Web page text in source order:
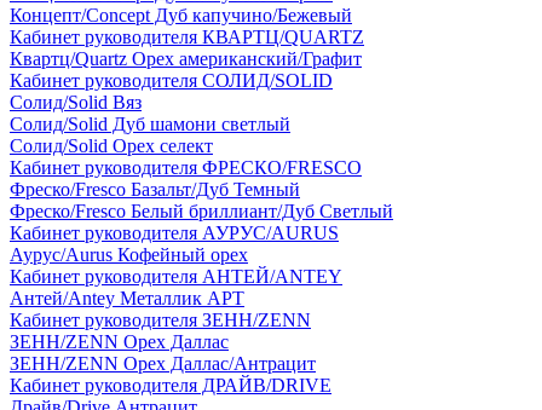
Концепт/Concept Дуб капучино/Бежевый
Кабинет руководителя КВАРТЦ/QUARTZ
Квартц/Quartz Орех американский/Графит
Кабинет руководителя СОЛИД/SOLID
Солид/Solid Вяз
Солид/Solid Дуб шамони светлый
Солид/Solid Орех селект
Кабинет руководителя ФРЕСКО/FRESCO
Фреско/Fresco Базальт/Дуб Темный
Фреско/Fresco Белый бриллиант/Дуб Светлый
Кабинет руководителя АУРУС/AURUS
Аурус/Aurus Кофейный орех
Кабинет руководителя АНТЕЙ/ANTEY
Антей/Antey Металлик АРТ
Кабинет руководителя ЗЕНН/ZENN
ЗЕНН/ZENN Орех Даллас
ЗЕНН/ZENN Орех Даллас/Антрацит
Кабинет руководителя ДРАЙВ/DRIVE